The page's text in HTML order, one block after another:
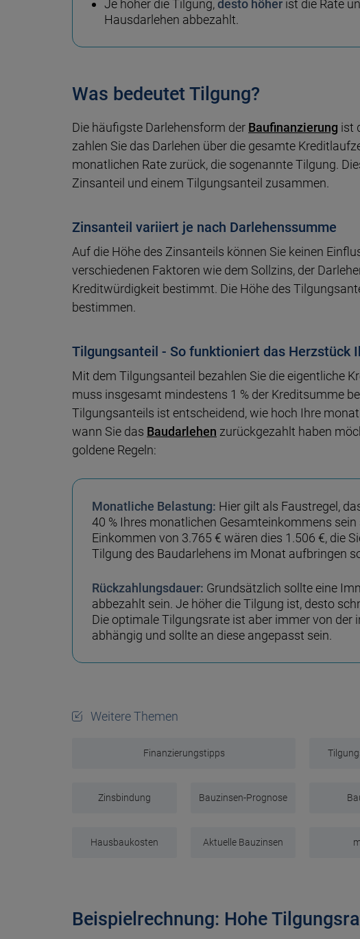
Je höher die Tilgung,desto höher ist die Rate
Haus­darlehen abbezahlt.
Was bedeutet Tilgung?
Die häufigste Darlehensform der Baufinanzierung ist
zahlen Sie das Darlehen über die gesamte
monatlichen Rate zurück, die sogenannte Tilgung.
Zinsanteil und einem Tilgungsanteil zusammen.
Zinsanteil variiert je nach Darlehenssumme
Auf die Höhe des Zinsanteils können Sie keinen
verschiedenen Faktoren wie dem Sollzins, der
Kreditwürdigkeit bestimmt. Die Höhe des
bestimmen.
Tilgungsanteil - So funktioniert das Herzstück
Mit dem Tilgungsanteil bezahlen Sie die eigentliche
muss insgesamt mindestens 1 % der Kreditsumme
Tilgungsanteils ist entscheidend, wie hoch Ihre
wann Sie das Baudarlehen zurückgezahlt haben
goldene Regeln:
Monatliche Belastung: Hier gilt als Faustregel,
40 % Ihres monatlichen Gesamteinkommens
Einkommen von 3.765 € wären dies 1.506 €, die
Tilgung des Baudarlehens im Monat aufbringen
Rückzahlungsdauer: Grundsätzlich sollte eine
abbezahlt sein. Je höher die Tilgung ist, desto
Die optimale Tilgungsrate ist aber immer von der
abhängig und sollte an diese angepasst sein.
Weitere Themen
Finanzierungstipps
Zinsbindung Bauzinsen-Prognose
Hausbaukosten Aktuelle Bauzinsen
Beispielrechnung: Hohe